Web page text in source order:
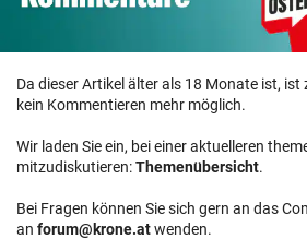
Da dieser Artikel älter als 18 Monate ist,
kein Kommentieren mehr möglich.
Wir laden Sie ein, bei einer aktuelleren
mitzudiskutieren:Themenübersicht.
Bei Fragen können Sie sich gern an das
an forum@krone.atwenden.